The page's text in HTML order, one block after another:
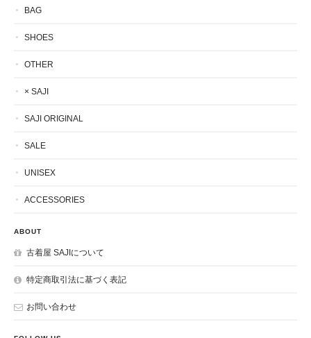
BAG
SHOES
OTHER
× SAJI
SAJI ORIGINAL
SALE
UNISEX
ACCESSORIES
ABOUT
古着屋 SAJIについて
特定商取引法に基づく表記
お問い合わせ